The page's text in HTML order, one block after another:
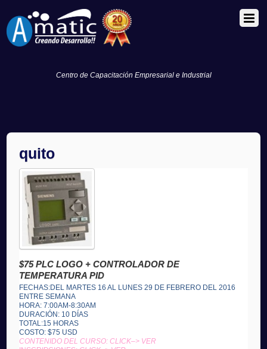
Centro de Capacitación Empresarial e Industrial
quito
$75 PLC LOGO + CONTROLADOR DE
TEMPERATURA PID
FECHAS:DEL MARTES 16 AL LUNES 29 DE FEBRERO DEL 2016
ENTRE SEMANA
HORA: 7:00AM-8:30AM
DURACIÓN: 10 DÍAS
TOTAL:15 HORAS
COSTO: $75 USD
CONTENIDO DEL CURSO: CLICK–> VER